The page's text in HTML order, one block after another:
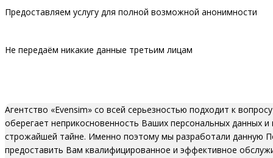
Предоставляем услугу для полной возможной анонимности
Не передаём никакие данные третьим лицам
Агентство «Evensim» со всей серьезностью подходит к
оберегает неприкосновенность Ваших персональных данных
строжайшей тайне. Именно поэтому мы разработали данную
предоставить Вам квалифицированное и эффективное